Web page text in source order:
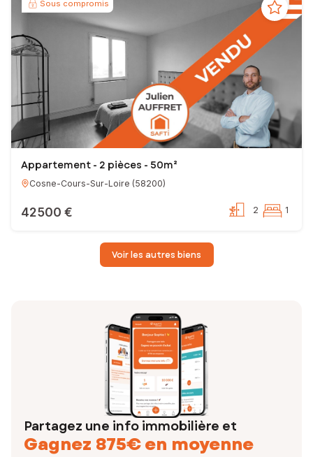
Sous compromis
Appartement - 2 pièces - 50m²
Cosne-Cours-Sur-Loire (58200)
42 500 € 2 1
Voir les autres biens
Partagez une info immobilière et
Gagnez 875€ en moyenne